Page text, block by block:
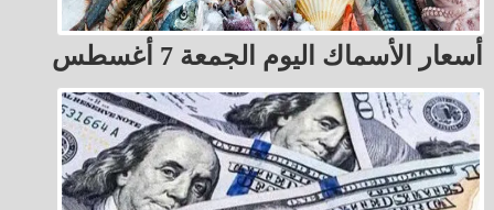
أسعار الأسماك اليوم الجمعة 7 أغسطس